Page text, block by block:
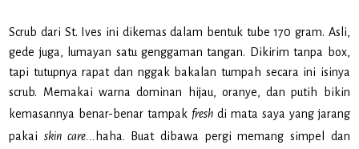
Scrub dari St. Ives ini dikemas dalam bentuk tube 170 gram. Asli,
gede juga, lumayan satu genggaman tangan. Dikirim tanpa box,
tapi tutupnya rapat dan nggak bakalan tumpah secara ini isinya
scrub. Memakai warna dominan hijau, oranye, dan putih bikin
kemasannya benar-benar tampak freshdi mata saya yang jarang
pakai skin care... haha
Buat dibawa pergi memang simpel dan